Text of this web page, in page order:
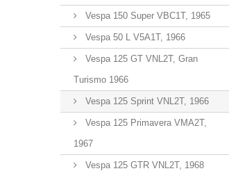
Vespa 150 Super VBC1T, 1965
Vespa 50 L V5A1T, 1966
Vespa 125 GT VNL2T, Gran
Turismo 1966
Vespa 125 Sprint VNL2T, 1966
Vespa 125 Primavera VMA2T,
1967
Vespa 125 GTR VNL2T, 1968